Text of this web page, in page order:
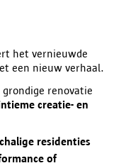
het vernieuwde
een nieuw verhaal.
grondige renovatie
creatie- en
residenties
of